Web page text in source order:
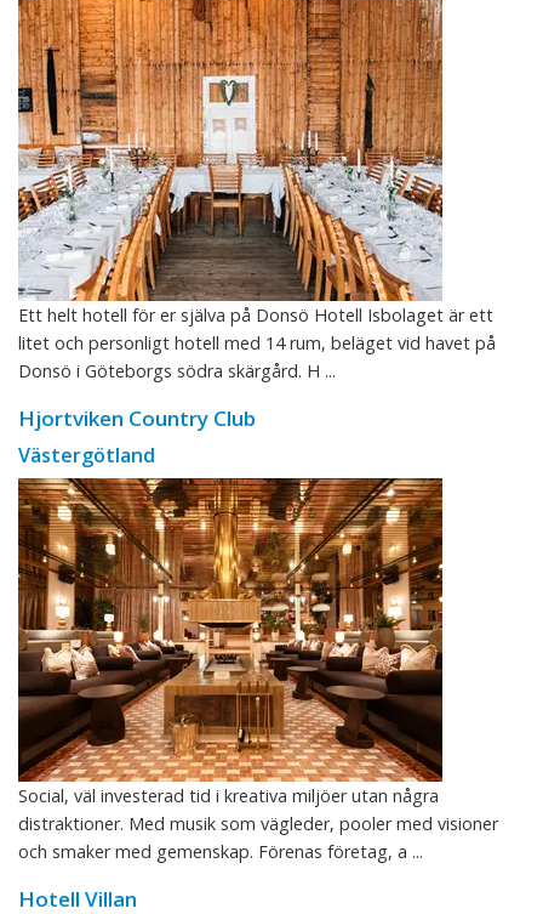
Ett helt hotell för er själva på Donsö Hotell Isbolaget är ett
litet och personligt hotell med 14 rum, beläget vid havet på
Donsö i Göteborgs södra skärgård. H ...
Hjortviken Country Club
Västergötland
Social, väl investerad tid i kreativa miljöer utan några
distraktioner. Med musik som vägleder, pooler med visioner
och smaker med gemenskap. Förenas företag, a ...
Hotell Villan